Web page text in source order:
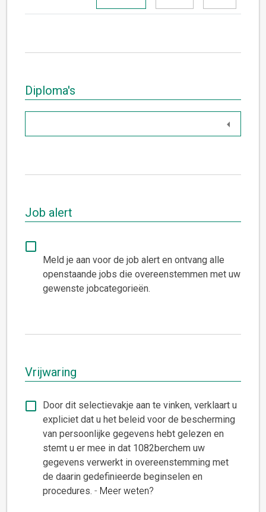
Diploma's
Job alert
Meld je aan voor de job alert en ontvang alle
openstaande jobs die overeenstemmen met uw
gewenste jobcategorieën.
Vrijwaring
Door dit selectievakje aan te vinken, verklaart u
expliciet dat u het beleid voor de bescherming
van persoonlijke gegevens hebt gelezen en
stemt u er mee in dat 1082berchem uw
gegevens verwerkt in overeenstemming met
de daarin gedefinieerde beginselen en
procedures. - Meer weten?